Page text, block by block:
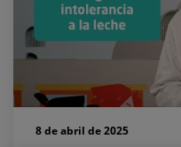
8 de abril de 2025